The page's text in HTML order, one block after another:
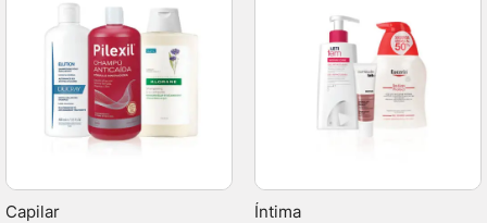
Capilar Íntima